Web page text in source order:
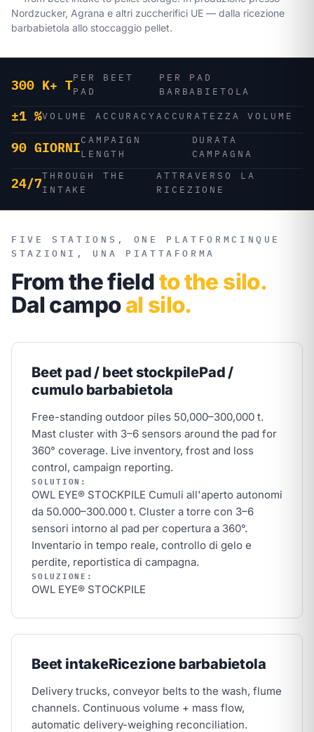
Nordzucker, Agrana e altri zuccherifici UE — dalla ricezione
barbabietola allo stoccaggio pellet.
300 K+ TPER BEET
PAD
PER PAD
BARBABIETOLA
±1 %VOLUME ACCURACYACCURATEZZA VOLUME
90 GIORNICAMPAIGN
LENGTH
DURATA
CAMPAGNA
24/7THROUGH THE
INTAKE
ATTRAVERSO LA
RICEZIONE
FIVE STATIONS, ONE PLATFORMCINQUE
STAZIONI, UNA PIATTAFORMA
From the fieldto the silo.
Dal campoal silo.
Beet pad / beet stockpilePad /
cumulo barbabietola
Free-standing outdoor piles 50,000–300,000 t.
Mast cluster with 3–6 sensors around the pad for
360° coverage. Live inventory, frost and loss
control, campaign reporting.
SOLUTION:
OWL EYE® STOCKPILE Cumuli all'aperto autonomi
da 50.000–300.000 t. Cluster a torre con 3–6
sensori intorno al pad per copertura a 360°.
Inventario in tempo reale, controllo di gelo e
perdite, reportistica di campagna.
SOLUZIONE:
OWL EYE® STOCKPILE
Beet intakeRicezione barbabietola
Delivery trucks, conveyor belts to the wash, flume
channels. Continuous volume + mass flow,
automatic delivery-weighing reconciliation.